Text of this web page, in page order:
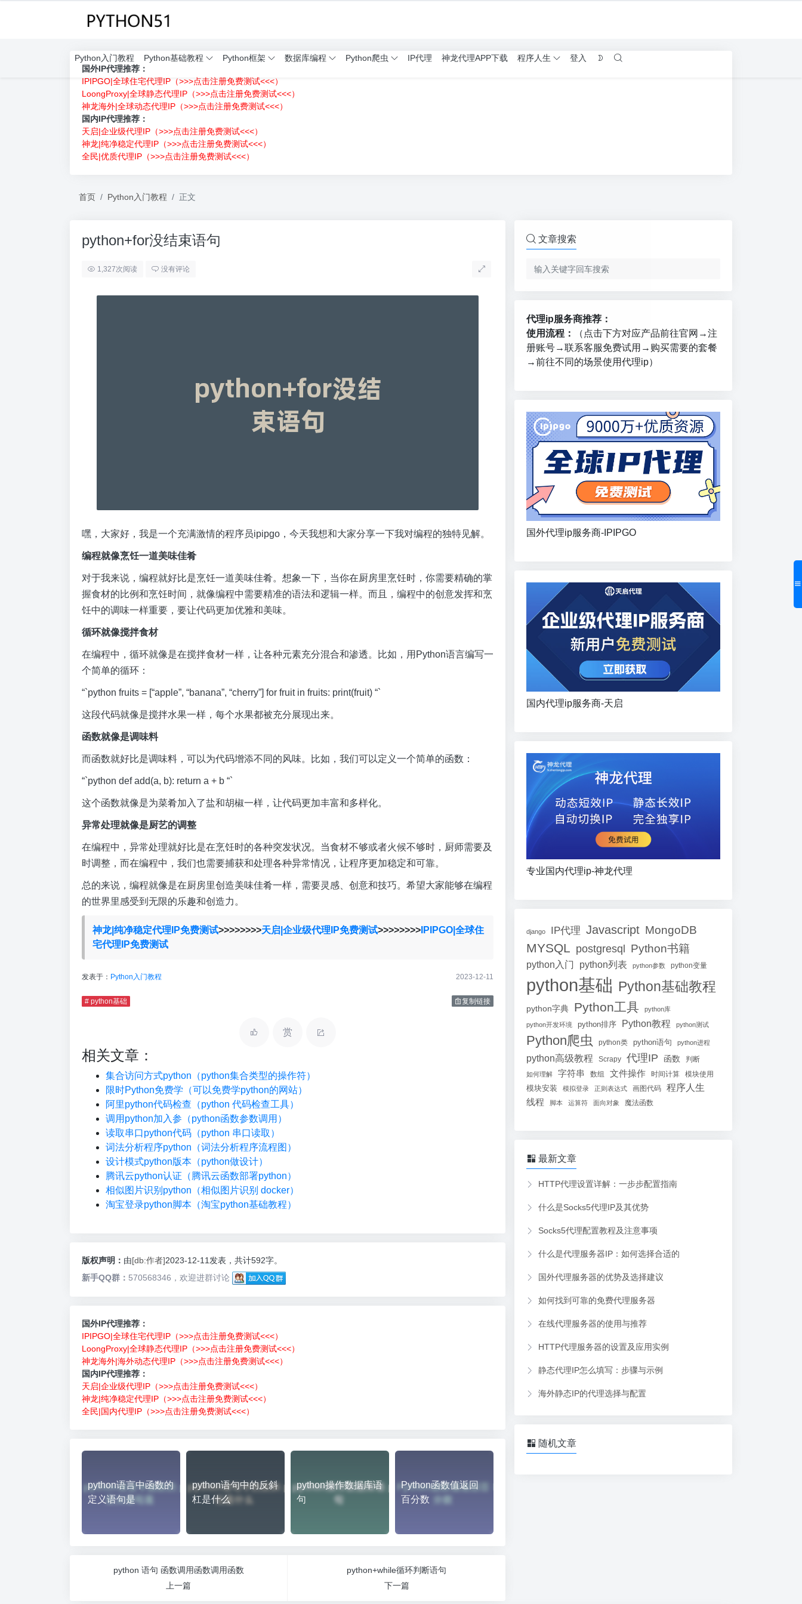
Python入门教程 Python基础教程 Python框架 数据库编程 Python爬虫 IP代理 神龙代理APP下载 程序人生
登入
国外IP代理推荐：
IPIPGO|全球住宅代理IP（>>>点击注册免费测试<<<）
LoongProxy|全球静态代理IP（>>>点击注册免费测试<<<）
神龙海外|全球动态代理IP（>>>点击注册免费测试<<<）
国内IP代理推荐：
天启|企业级代理IP（>>>点击注册免费测试<<<）
神龙|纯净稳定代理IP（>>>点击注册免费测试<<<）
全民|优质代理IP（>>>点击注册免费测试<<<）
首页 Python入门教程 正文
python+for没结束语句
1,327次阅读 没有评论
嘿，大家好，我是一个充满激情的程序员ipipgo，今天我想和大家分享一下我对编程的独特见解。
编程就像烹饪一道美味佳肴
对于我来说，编程就好比是烹饪一道美味佳肴。想象一下，当你在厨房里烹饪时，你需要精确的掌
握食材的比例和烹饪时间，就像编程中需要精准的语法和逻辑一样。而且，编程中的创意发挥和烹
饪中的调味一样重要，要让代码更加优雅和美味。
循环就像搅拌食材
在编程中，循环就像是在搅拌食材一样，让各种元素充分混合和渗透。比如，用Python语言编写一
个简单的循环：
“`python fruits = [“apple”, “banana”, “cherry”] for fruit in fruits: print(fruit) “`
这段代码就像是搅拌水果一样，每个水果都被充分展现出来。
函数就像是调味料
而函数就好比是调味料，可以为代码增添不同的风味。比如，我们可以定义一个简单的函数：
“`python def add(a, b): return a + b “`
这个函数就像是为菜肴加入了盐和胡椒一样，让代码更加丰富和多样化。
异常处理就像是厨艺的调整
在编程中，异常处理就好比是在烹饪时的各种突发状况。当食材不够或者火候不够时，厨师需要及
时调整，而在编程中，我们也需要捕获和处理各种异常情况，让程序更加稳定和可靠。
总的来说，编程就像是在厨房里创造美味佳肴一样，需要灵感、创意和技巧。希望大家能够在编程
的世界里感受到无限的乐趣和创造力。
神龙|纯净稳定代理IP免费测试>>>>>>>>天启|企业级代理IP免费测试>>>>>>>>IPIPGO|全球住
宅代理IP免费测试
发表于： Python入门教程 2023-12-11
# python基础 复制链接
赏
相关文章：
集合访问方式python（python集合类型的操作符）
限时Python免费学（可以免费学python的网站）
阿里python代码检查（python 代码检查工具）
调用python加入参（python函数参数调用）
读取串口python代码（python 串口读取）
词法分析程序python（词法分析程序流程图）
设计模式python版本（python做设计）
腾讯云python认证（腾讯云函数部署python）
相似图片识别python（相似图片识别 docker）
淘宝登录python脚本（淘宝python基础教程）
版权声明： 由[db:作者]2023-12-11发表，共计592字。
新手QQ群： 570568346，欢迎进群讨论
国外IP代理推荐：
IPIPGO|全球住宅代理IP（>>>点击注册免费测试<<<）
LoongProxy|全球静态代理IP（>>>点击注册免费测试<<<）
神龙海外|海外动态代理IP（>>>点击注册免费测试<<<）
国内IP代理推荐：
天启|企业级代理IP（>>>点击注册免费测试<<<）
神龙|纯净稳定代理IP（>>>点击注册免费测试<<<）
全民|国内代理IP（>>>点击注册免费测试<<<）
python语言中函数的
定义语句是
python语句中的反斜
杠是什么
python操作数据库语
句
Python函数值返回
百分数
python 语句 函数调用函数调用函数
上一篇
python+while循环判断语句
下一篇
文章搜索
代理ip服务商推荐：
使用流程：
（点击下方对应产品前往官网→注
册账号→联系客服免费试用→购买需要的套餐
→前往不同的场景使用代理ip）
国外代理ip服务商-IPIPGO
国内代理ip服务商-天启
专业国内代理ip-神龙代理
django IP代理 Javascript MongoDB
MYSQL postgresql Python书籍
python入门 python列表 python参数 python变量
python基础 Python基础教程
python字典 Python工具 python库
python开发环境 python排序 Python教程 python测试
Python爬虫 python类 python语句 python进程
python高级教程 Scrapy 代理IP 函数 判断
如何理解 字符串 数组 文件操作 时间计算 模块使用
模块安装 模拟登录 正则表达式 画图代码 程序人生
线程 脚本 运算符 面向对象 魔法函数
最新文章
HTTP代理设置详解：一步步配置指南
什么是Socks5代理IP及其优势
Socks5代理配置教程及注意事项
什么是代理服务器IP：如何选择合适的
国外代理服务器的优势及选择建议
如何找到可靠的免费代理服务器
在线代理服务器的使用与推荐
HTTP代理服务器的设置及应用实例
静态代理IP怎么填写：步骤与示例
海外静态IP的代理选择与配置
随机文章